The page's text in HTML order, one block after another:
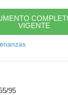
VIGENTE
95